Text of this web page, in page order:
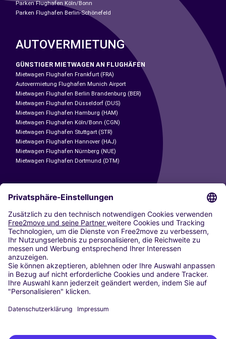
Parken Flughafen Köln/Bonn
Parken Flughafen Berlin-Schönefeld
AUTOVERMIETUNG
GÜNSTIGER MIETWAGEN AN FLUGHÄFEN
Mietwagen Flughafen Frankfurt (FRA)
Autovermietung Flughafen Munich Airport
Mietwagen Flughafen Berlin Brandenburg (BER)
Mietwagen Flughafen Düsseldorf (DUS)
Mietwagen Flughafen Hamburg (HAM)
Mietwagen Flughafen Köln/Bonn (CGN)
Mietwagen Flughafen Stuttgart (STR)
Mietwagen Flughafen Hannover (HAJ)
Mietwagen Flughafen Nürnberg (NUE)
Mietwagen Flughafen Dortmund (DTM)
CARSHARING
UNSERE STÄDTE
Paris
Madrid
Washington DC
Mailand
Rom
Turin
Wien
Berlin
Düsseldorf